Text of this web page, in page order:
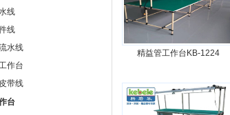
线
线
水线
作台
带线
台
精益管工作台KB-1224